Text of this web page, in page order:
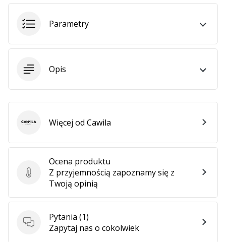
Parametry
Opis
Ocena produktu
Ocena produktu
Z przyjemnością zapoznamy się z
Twoją opinią
Pytania
Pytania (1)
Zapytaj nas o cokolwiek
CawilaWięcej od Cawila